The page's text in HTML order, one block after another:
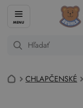
CHLAPČENSKÉ